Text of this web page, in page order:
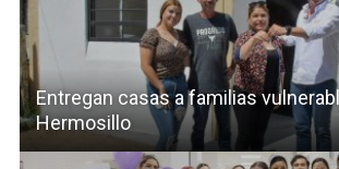
Entregan casas a familias
Hermosillo